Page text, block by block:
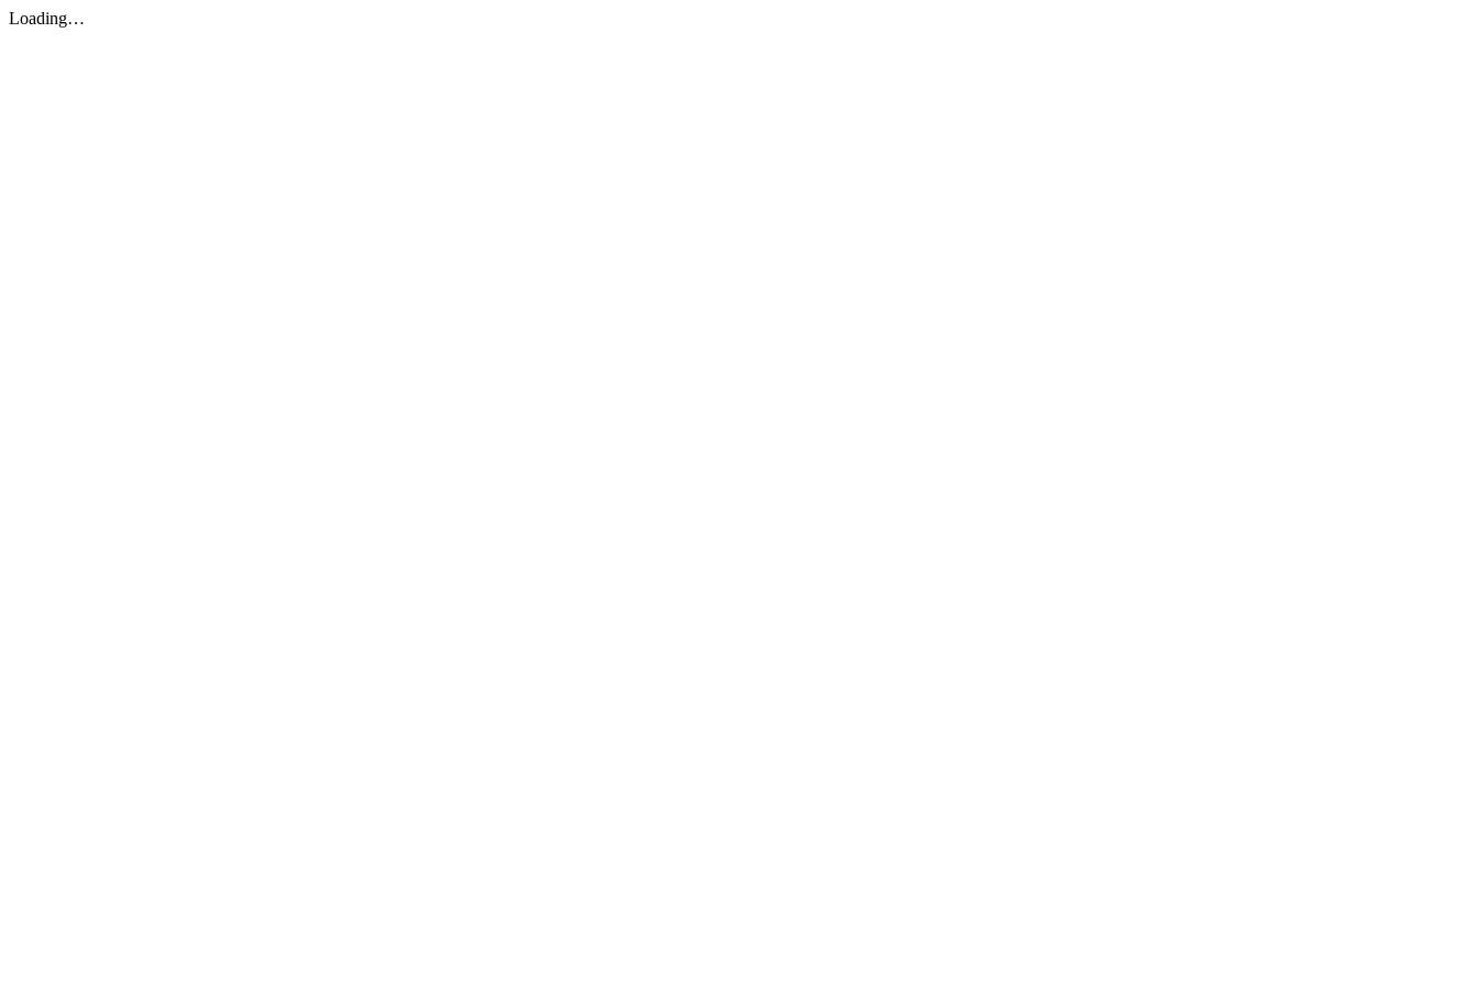
Loading…